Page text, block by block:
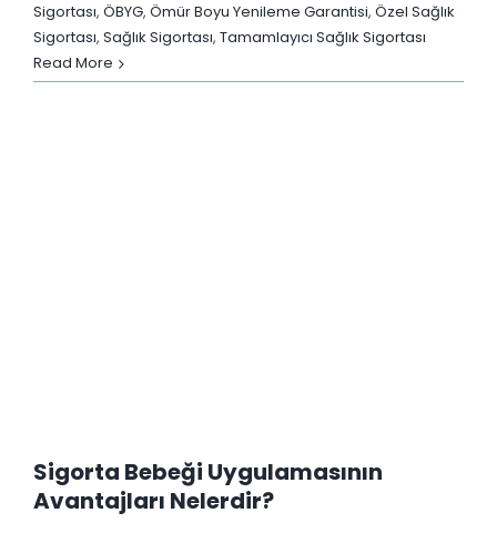
Sigortası, ÖBYG, Ömür Boyu Yenileme Garantisi, Özel Sağlık
Sigortası, Sağlık Sigortası, Tamamlayıcı Sağlık Sigortası
Read More
Sigorta Bebeği Uygulamasının
Avantajları Nelerdir?